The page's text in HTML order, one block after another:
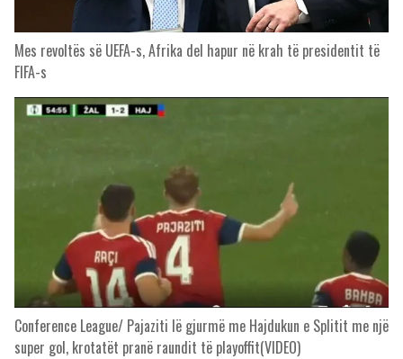
Mes revoltës së UEFA-s, Afrika del hapur në krah të presidentit të
FIFA-s
Conference League/ Pajaziti lë gjurmë me Hajdukun e Splitit me një
super gol, krotatët pranë raundit të playoffit(VIDEO)